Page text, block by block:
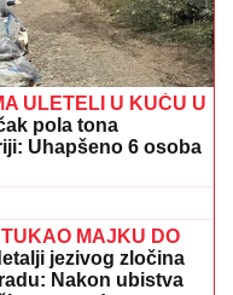
SA SVOJOM
Jeremić prozvala
poručuje šta mu je
PRAVO DA
Gudelja se
je postao deda i
u porodici - sad
Ako prvi
ovih osam
da vidite